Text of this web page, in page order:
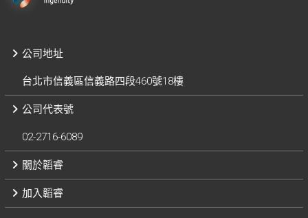
公司地址
台北市信義區信義路四段460號18樓
公司代表號
02-2716-6089
關於韜睿
加入韜睿